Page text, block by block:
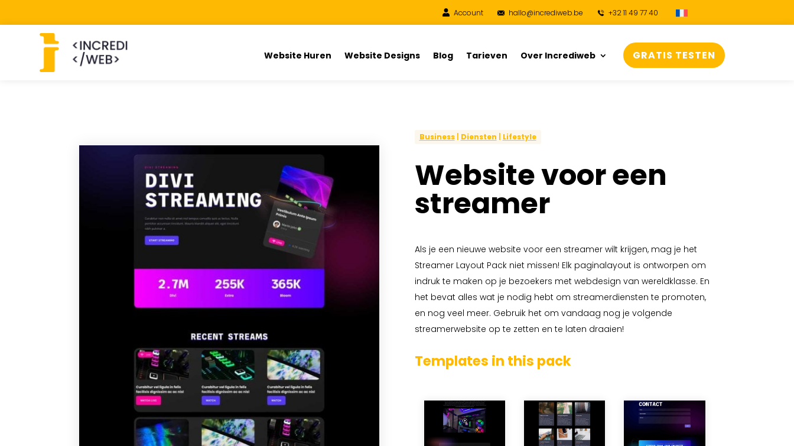
Account hallo@incrediweb.be +32 11 49 77 40
Website Huren Website Designs Blog Tarieven Over Incrediweb GRATIS TESTEN
Business| Diensten Lifestyle
Website voor een
streamer
Als je een nieuwe website voor een streamer wilt krijgen, mag je het
Streamer Layout Pack niet missen! Elk paginalayout is ontworpen om
indruk te maken op je bezoekers met webdesign van wereldklasse. En
het bevat alles wat je nodig hebt om streamerdiensten te promoten,
en nog veel meer. Gebruik het om vandaag nog je volgende
streamerwebsite op te zetten en te laten draaien!
Templates in this pack